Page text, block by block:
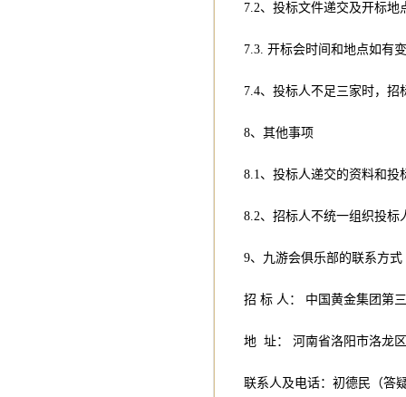
7.2、投标文件递交及开标
7.3. 开标会时间和地点如有
7.4、投标人不足三家时，招
8、其他事项
8.1、投标人递交的资料和
8.2、招标人不统一组织投标
9、九游会俱乐部的联系方式
招 标 人： 中国黄金集团第
地 址： 河南省洛阳市洛龙
联系人及电话：初德民（答